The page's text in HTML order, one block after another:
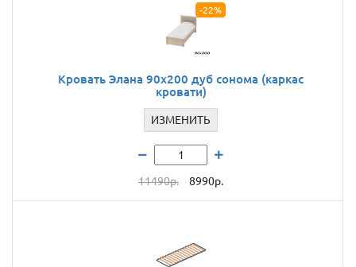
-22%
Кровать Элана 90х200 дуб сонома (каркас
кровати)
ИЗМЕНИТЬ
11490р. 8990р.